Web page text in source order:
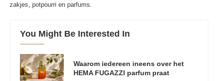
zakjes, potpourri en parfums.
You Might Be Interested In
Waarom iedereen ineens over het
HEMA FUGAZZI parfum praat